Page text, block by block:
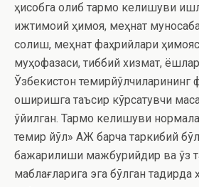
ҳисобга олиб тармоқ келишуви
ижтимоий ҳимоя, меҳнат
солиш, меҳнат фаҳрийлари
муҳофазаси, тиббий хизмат,
Ўзбекистон темирйўлчиларининг
оширишга таъсир кўрсатувчи
қўйилган. Тармоқ келишуви
темир йўл» АЖ барча таркибий
бажарилиши мажбурийдир ва ўз
маблағларига эга бўлган